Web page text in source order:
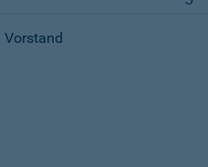
Vorstand